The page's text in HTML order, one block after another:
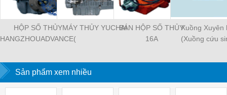
HỘP SỐ THỦY
HANGZHOUADVANCE(
MÁY THỦY YUCHAIBÁN HỘP SỐ THỦY
16A
Xuồng Xuyên
(Xuồng cứu
Sản phẩm xem nhiều